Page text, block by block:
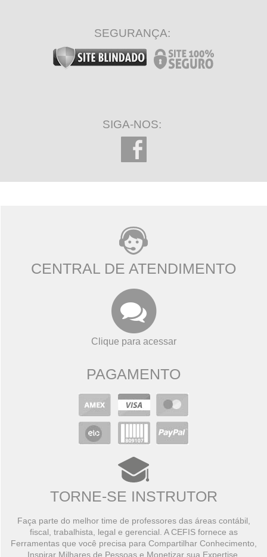
SEGURANÇA:
SIGA-NOS:
CENTRAL DE ATENDIMENTO
Clique para acessar
PAGAMENTO
TORNE-SE INSTRUTOR
Faça parte do melhor time de professores das áreas contábil,
fiscal, trabalhista, legal e gerencial. A CEFIS fornece as
Ferramentas que você precisa para Compartilhar Conhecimento,
Inspirar Milhares de Pessoas e Monetizar sua Expertise.